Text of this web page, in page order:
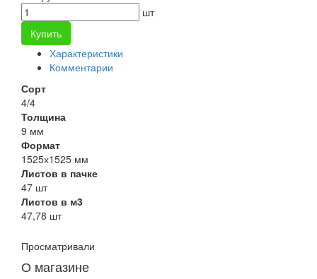
шт
Купить
Характеристики
Комментарии
Сорт
4/4
Толщина
9 мм
Формат
1525х1525 мм
Листов в пачке
47 шт
Листов в м3
47,78 шт
Просматривали
О магазине